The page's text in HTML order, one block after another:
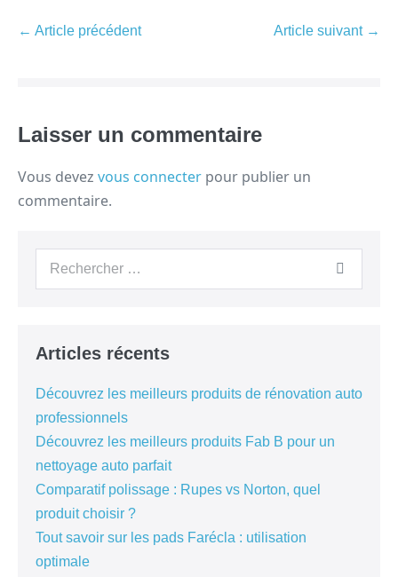
← Article précédent Article suivant →
Laisser un commentaire
Vous devez vous connecter pour publier un
commentaire.
Articles récents
Découvrez les meilleurs produits de rénovation auto
professionnels
Découvrez les meilleurs produits Fab B pour un
nettoyage auto parfait
Comparatif polissage : Rupes vs Norton, quel
produit choisir ?
Tout savoir sur les pads Farécla : utilisation
optimale